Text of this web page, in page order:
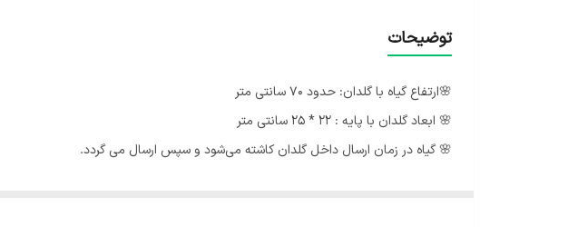
توضیحات
🌸ارتفاع گیاه با گلدان: حدود 70 سانتی متر
🌸 ابعاد گلدان با پایه : 22 * 25 سانتی متر
🌸 گیاه در زمان ارسال داخل گلدان کاشته می‌شود و سپس ارسال می گردد‌.